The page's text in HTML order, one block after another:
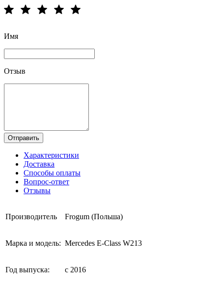
Имя
Отзыв
Отправить
Характеристики
Доставка
Способы оплаты
Вопрос-ответ
Отзывы
Производитель Frogum (Польша)
Марка и модель: Mercedes E-Class W213
Год выпуска: с 2016